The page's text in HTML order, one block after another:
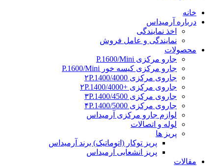
خانه
درباره آرمیداس
اخذ نمایندگی
نمایندگی و عامل فروش
محصولات
جارو مرکزی P.1600/Mini
جارو مرکزی کیسه خور P.1600/Mini
جاروی مرکزی ۲P.1400/4000
جاروی مرکزی +۲P.1400/4000
جاروی مرکزی ۳P.1400/4500
جاروی مرکزی ۴P.1400/5000
لوازم جارو مرکزی آرمیداس
لوله و اتصالات
پریز ها
پریز توکار (اتوماتیک) برند آرمیداس
پریز انشعابی آرمیداس
مقالات